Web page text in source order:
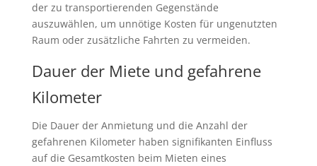
der zu transportierenden Gegenstände
auszuwählen, um unnötige Kosten für ungenutzten
Raum oder zusätzliche Fahrten zu vermeiden.
Dauer der Miete und gefahrene
Kilometer
Die Dauer der Anmietung und die Anzahl der
gefahrenen Kilometer haben signifikanten Einfluss
auf die Gesamtkosten beim Mieten eines